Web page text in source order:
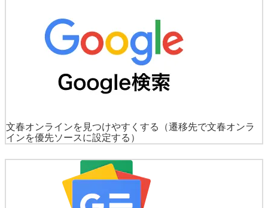
文春オンラインを見つけやすくする
（遷移先で文春オンラ
インを優先ソースに設定する）